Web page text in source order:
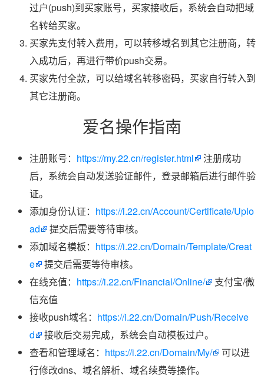
过户(push)到买家账号，买家接收后，系统会自动把域
名转给买家。
买家先支付转入费用，可以转移域名到其它注册商，转
入成功后，再进行带价push交易。
买家先付全款，可以给域名转移密码，买家自行转入到
其它注册商。
爱名操作指南
注册账号： https://my.22.cn/register.html
注册成功
后，系统会自动发送验证邮件，登录邮箱后进行邮件验
证。
添加身份认证： https://i.22.cn/Account/Certificate/Uplo
ad
提交后需要等待审核。
添加域名模板： https://i.22.cn/Domain/Template/Creat
e
提交后需要等待审核。
在线充值： https://i.22.cn/Financial/Online/
支付宝/微
信充值
接收push域名： https://i.22.cn/Domain/Push/Receive
d
接收后交易完成，系统会自动模板过户。
查看和管理域名： https://i.22.cn/Domain/My/
可以进
行修改dns、域名解析、域名续费等操作。